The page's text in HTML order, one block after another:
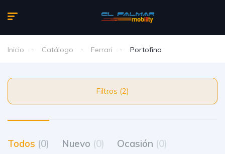
Inicio Catálogo Ferrari Portofino
Filtros (2)
Todos (0) Nuevo (0) Ocasión (0)